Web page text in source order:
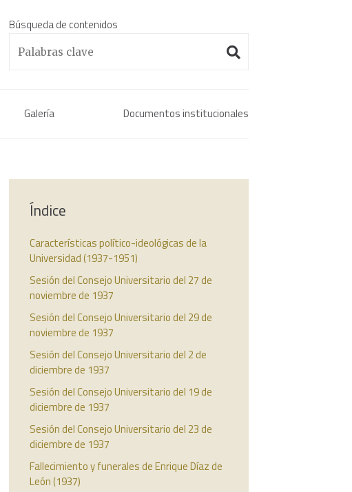
Búsqueda de contenidos
Galería Documentos institucionales
Índice
Características político-ideológicas de la
Universidad (1937-1951)
Sesión del Consejo Universitario del 27 de
noviembre de 1937
Sesión del Consejo Universitario del 29 de
noviembre de 1937
Sesión del Consejo Universitario del 2 de
diciembre de 1937
Sesión del Consejo Universitario del 19 de
diciembre de 1937
Sesión del Consejo Universitario del 23 de
diciembre de 1937
Fallecimiento y funerales de Enrique Díaz de
León (1937)